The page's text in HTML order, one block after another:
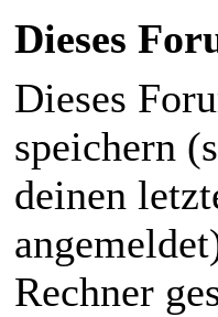
Dieses
Dieses
speichern
deinen
Rechner